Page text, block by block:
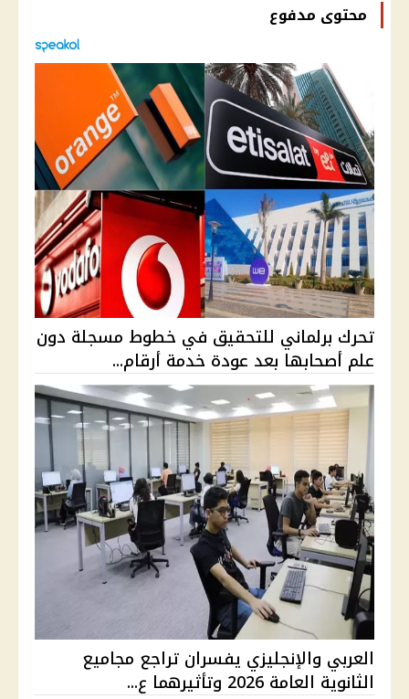
محتوى مدفوع
تحرك برلماني للتحقيق في خطوط مسجلة دون
علم أصحابها بعد عودة خدمة أرقام...
العربي والإنجليزي يفسران تراجع مجاميع
الثانوية العامة 2026 وتأثيرهما ع...